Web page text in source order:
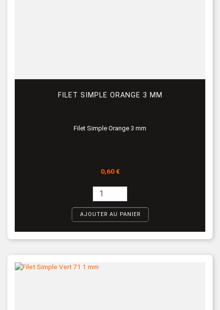
FILET SIMPLE ORANGE 3 MM
Filet Simple Orange 3 mm
Prix
0,60 €
AJOUTER AU PANIER